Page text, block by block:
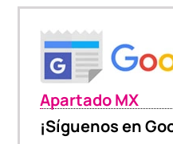
Apartado MX
¡Síguenos en